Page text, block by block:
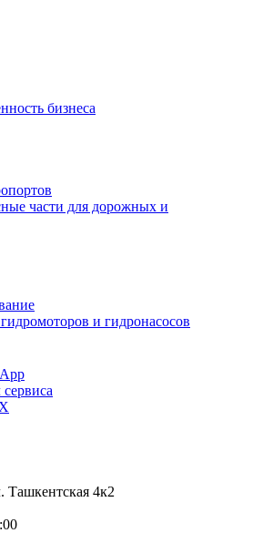
бизнеса
части для дорожных и
и гидронасосов
Ташкентская 4к2